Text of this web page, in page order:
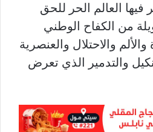
العالم الحر للحق
من الكفاح الوطني
والاحتلال والعنصرية
والتدمير الذي تعرض